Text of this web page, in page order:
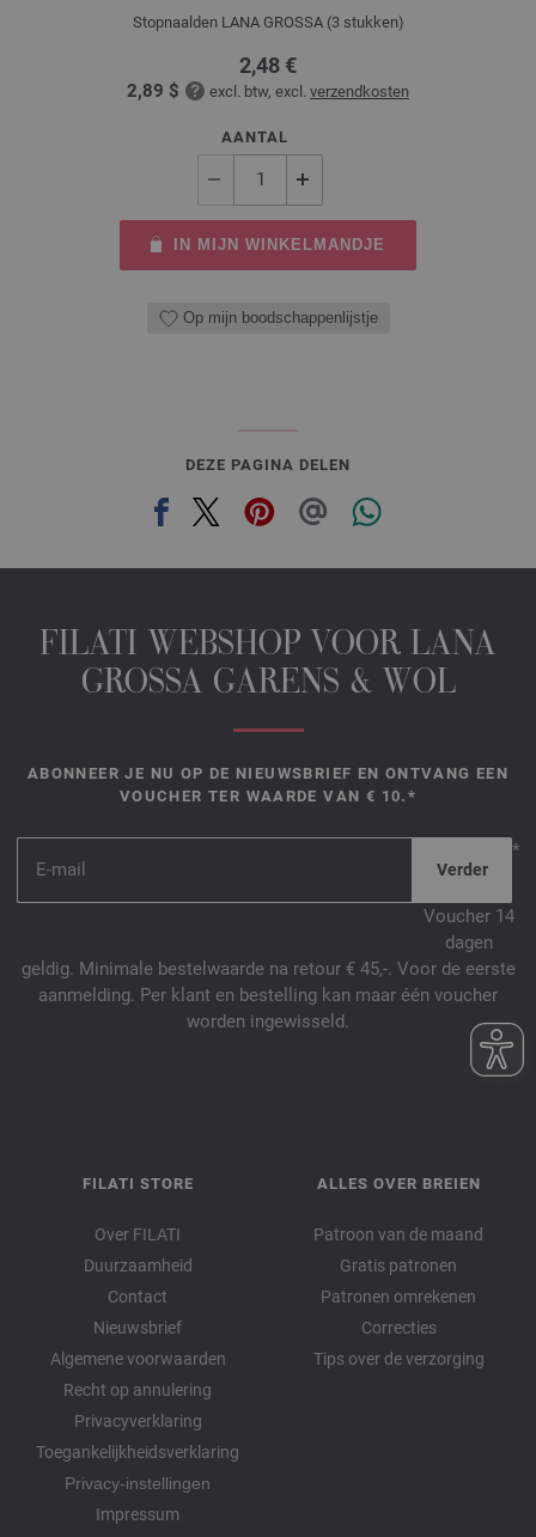
Stopnaalden LANA GROSSA (3 stukken)
2,48 €
2,89 $ excl. btw, excl. verzendkosten
AANTAL
IN MIJN WINKELMANDJE
Op mijn boodschappenlijstje
DEZE PAGINA DELEN
FILATI WEBSHOP VOOR LANA
GROSSA GARENS & WOL
ABONNEER JE NU OP DE NIEUWSBRIEF EN ONTVANG EEN
VOUCHER TER WAARDE VAN € 10.*
*
Voucher 14
dagen
geldig. Minimale bestelwaarde na retour € 45,-. Voor de eerste
aanmelding. Per klant en bestelling kan maar één voucher
worden ingewisseld.
FILATI STORE
Over FILATI
Duurzaamheid
Contact
Nieuwsbrief
Algemene voorwaarden
Recht op annulering
Privacyverklaring
Toegankelijkheidsverklaring
Privacy-instellingen
Impressum
ALLES OVER BREIEN
Patroon van de maand
Gratis patronen
Patronen omrekenen
Correcties
Tips over de verzorging